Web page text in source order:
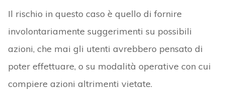
Il rischio in questo caso è quello di fornire
involontariamente suggerimenti su possibili
azioni, che mai gli utenti avrebbero pensato di
poter effettuare, o su modalità operative con cui
compiere azioni altrimenti vietate.